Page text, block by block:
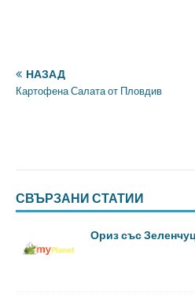
НАЗАД
Картофена Салата от Пловдив
СВЪРЗАНИ СТАТИИ
Ориз със